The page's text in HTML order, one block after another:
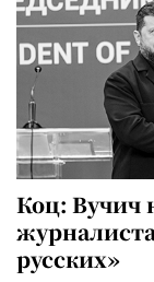
Коц: Вучич
русских»